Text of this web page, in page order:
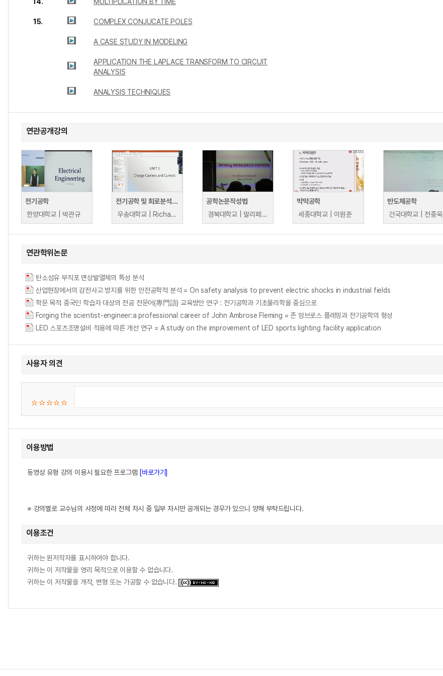
15. COMPLEX CONJUCATE POLES
A CASE STUDY IN MODELING
APPLICATION THE LAPLACE TRANSFORM TO CIRCUIT
ANALYSIS
ANALYSIS TECHNIQUES
연관공개강의
전기공학
한양대학교 | 박관규
전기공학 및 회로분석 소개
우송대학교 | Richard Fuch
공학논문작성법
경북대학교 | 말리페디 람모한
박막공학
세종대학교 | 이원준
반도체공학
건국대학교 | 전종욱
연관학위논문
탄소섬유 부직포 면상발열체의 특성 분석
산업현장에서의 감전사고 방지를 위한 안전공학적 분석 = On safety analysis to prevent electric shocks in industrial fields
학문 목적 중국인 학습자 대상의 전공 전문어(專門語) 교육방안 연구 : 전기공학과 기초물리학을 중심으로
Forging the scientist-engineer:a professional career of John Ambrose Fleming = 존 암브로스 플레밍과 전기공학의 형성
LED 스포츠조명설비 적용에 따른 개선 연구 = A study on the improvement of LED sports lighting facility application
사용자 의견
이용방법
동영상 유형 강의 이용시 필요한 프로그램 [바로가기]
※ 강의별로 교수님의 사정에 따라 전체 차시 중 일부 차시만 공개되는 경우가 있으니 양해 부탁드립니다.
이용조건
귀하는 원저작자를 표시하여야 합니다.
귀하는 이 저작물을 영리 목적으로 이용할 수 없습니다.
귀하는 이 저작물을 개작, 변형 또는 가공할 수 없습니다.